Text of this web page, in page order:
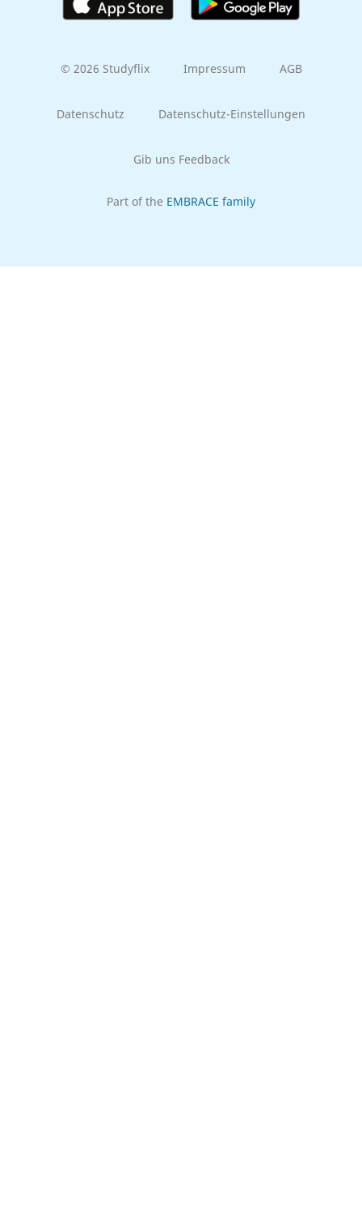
© 2026 Studyflix Impressum AGB
Datenschutz Datenschutz-Einstellungen
Gib uns Feedback
Part of the EMBRACE family